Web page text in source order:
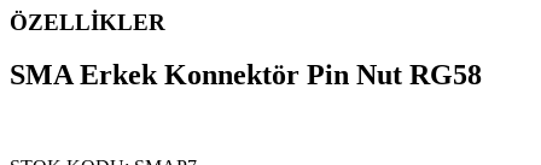
ÖZELLİKLER
SMA Erkek Konnektör Pin Nut RG58